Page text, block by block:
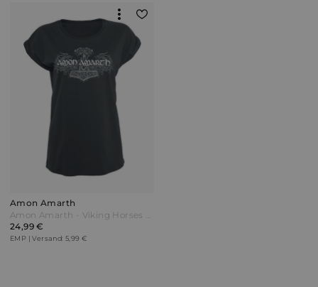
Amon Amarth
Amon Amarth - Viking Horses - T-Shirt - schwarz
24,99 €
EMP | Versand: 5,99 €